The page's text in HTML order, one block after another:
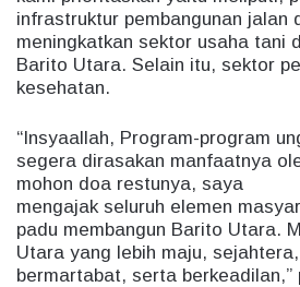
infrastruktur pembangunan jalan
meningkatkan sektor usaha tani
Barito Utara. Selain itu, sektor
kesehatan.
“Insyaallah, Program-program
segera dirasakan manfaatnya
mohon doa restunya, saya
mengajak seluruh elemen
padu membangun Barito Utara.
Utara yang lebih maju,
bermartabat, serta berkeadilan,”